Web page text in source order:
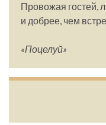
Провожая гостей,
и добрее, чем
«Поцелуй»